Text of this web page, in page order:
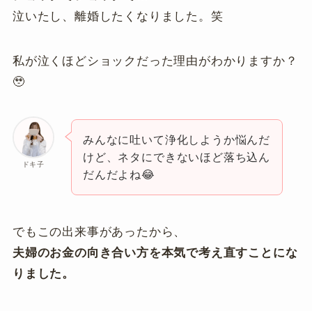
泣いたし、離婚したくなりました。笑
私が泣くほどショックだった理由がわかりますか？
🥹
ドキ子
みんなに吐いて浄化しようか悩んだ
けど、ネタにできないほど落ち込ん
だんだよね😂
でもこの出来事があったから、
夫婦のお金の向き合い方を本気で考え直すことにな
りました。